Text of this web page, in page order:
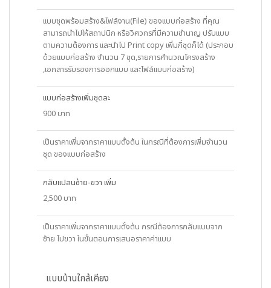
แบบชุดพร้อมสร้าง&ไฟล์งาน(File) ของแบบก่อสร้าง ที่คุณ
สามารถนำไปให้สถาปนิก หรือวิศวกรที่มีความชำนาญ ปรับแบบ
ตามความต้องการ และนำไป Print copy เพิ่มกี่ชุดก็ได้ (ประกอบ
ด้วยแบบก่อสร้าง จำนวน 7 ชุด,รายการคำนวณโครงสร้าง
,เอกสารรับรองการออกแบบ และไฟล์แบบก่อสร้าง)
แบบก่อสร้างเพิ่มชุดละ
900 บาท
เป็นราคาเพิ่มจากราคาแบบตั้งต้น ในกรณีที่ต้องการเพิ่มจำนวน
ชุด ของแบบก่อสร้าง
กลับแปลนซ้าย-ขวา เพิ่ม
2,500 บาท
เป็นราคาเพิ่มจากราคาแบบตั้งต้น กรณีต้องการกลับแบบจาก
ซ้าย ไปขวา ในขั้นตอนการเสนอราคาค่าแบบ
แบบบ้านใกล้เคียง